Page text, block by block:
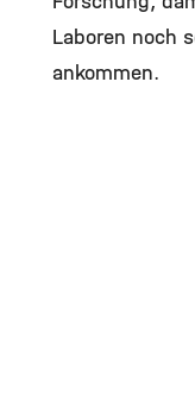
Laboren noch
ankommen.